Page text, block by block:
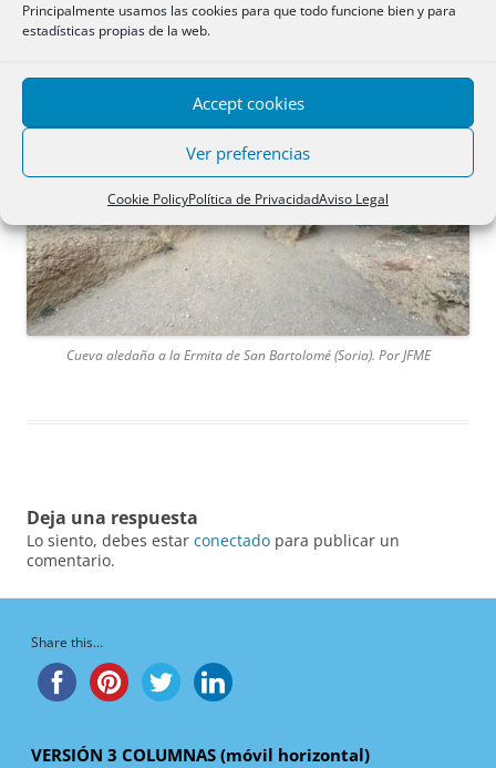
Principalmente usamos las cookies para que todo funcione bien y para
estadísticas propias de la web.
Accept cookies
Ver preferencias
Cookie PolicyPolítica de PrivacidadAviso Legal
Cueva aledaña a la Ermita de San Bartolomé (Soria). Por JFME
Deja una respuesta
Lo siento, debes estar conectado para publicar un
comentario.
Share this...
VERSIÓN 3 COLUMNAS (móvil horizontal)